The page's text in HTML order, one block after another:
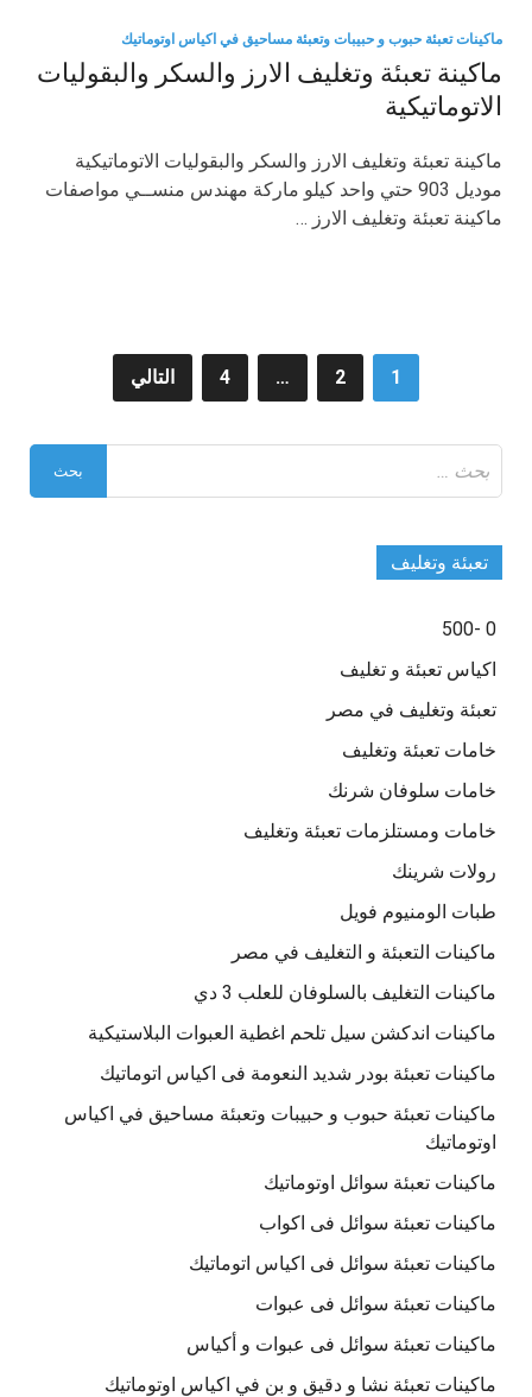
ماكينات تعبئة حبوب و حبيبات وتعبئة مساحيق في اكياس اوتوماتيك
ماكينة تعبئة وتغليف الارز والسكر والبقوليات
الاتوماتيكية
ماكينة تعبئة وتغليف الارز والسكر والبقوليات الاتوماتيكية
موديل 903 حتي واحد كيلو ماركة مهندس منســي مواصفات
ماكينة تعبئة وتغليف الارز …
المقالات
1
2
…
4 التالي
عن:
تعبئة وتغليف
0 -500
اكياس تعبئة و تغليف
تعبئة وتغليف في مصر
خامات تعبئة وتغليف
خامات سلوفان شرنك
خامات ومستلزمات تعبئة وتغليف
رولات شرينك
طبات الومنيوم فويل
ماكينات التعبئة و التغليف في مصر
ماكينات التغليف بالسلوفان للعلب 3 دي
ماكينات اندكشن سيل تلحم اغطية العبوات البلاستيكية
ماكينات تعبئة بودر شديد النعومة فى اكياس اتوماتيك
ماكينات تعبئة حبوب و حبيبات وتعبئة مساحيق في اكياس
اوتوماتيك
ماكينات تعبئة سوائل اوتوماتيك
ماكينات تعبئة سوائل فى اكواب
ماكينات تعبئة سوائل فى اكياس اتوماتيك
ماكينات تعبئة سوائل فى عبوات
ماكينات تعبئة سوائل فى عبوات و أكياس
ماكينات تعبئة نشا و دقيق و بن في اكياس اوتوماتيك